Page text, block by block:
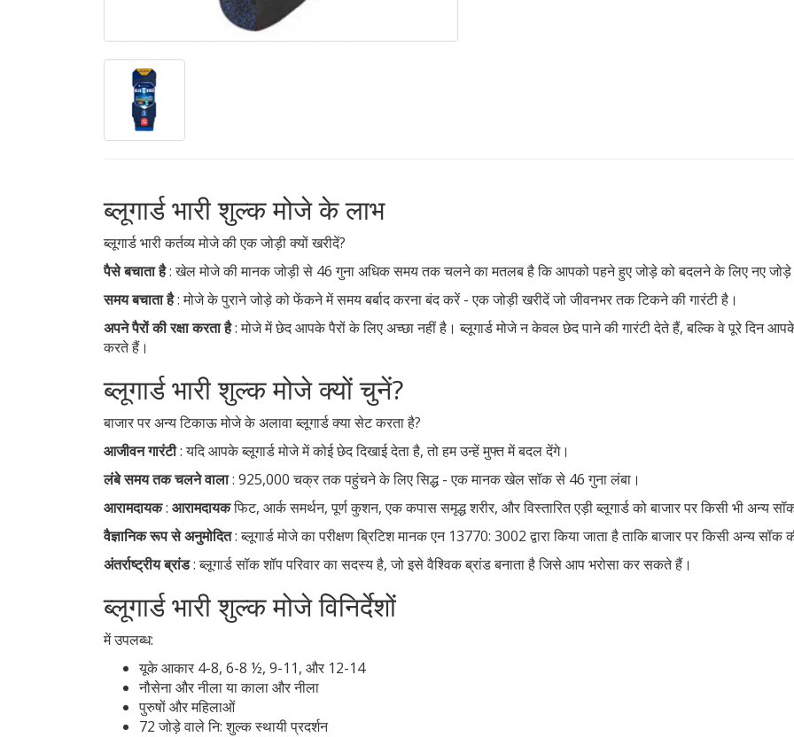
ब्लूगार्ड भारी शुल्क मोजे के लाभ
ब्लूगार्ड भारी कर्तव्य मोजे की एक जोड़ी क्यों खरीदें?
पैसे बचाता है: खेल मोजे की मानक जोड़ी से 46 गुना अधिक समय तक चलने का मतलब है कि आपको पहने हुए जोड़े को बदलने के लिए नए जोड़े
समय बचाता है: मोजे के पुराने जोड़े को फेंकने में समय बर्बाद करना बंद करें - एक जोड़ी खरीदें जो जीवनभर तक टिकने की गारंटी है।
अपने पैरों की रक्षा करता है: मोजे में छेद आपके पैरों के लिए अच्छा नहीं है। ब्लूगार्ड मोजे न केवल छेद पाने की गारंटी देते हैं, बल्कि वे पूरे दिन
करते हैं।
ब्लूगार्ड भारी शुल्क मोजे क्यों चुनें?
बाजार पर अन्य टिकाऊ मोजे के अलावा ब्लूगार्ड क्या सेट करता है?
आजीवन गारंटी: यदि आपके ब्लूगार्ड मोजे में कोई छेद दिखाई देता है, तो हम उन्हें मुफ्त में बदल देंगे।
लंबे समय तक चलने वाला: 925,000 चक्र तक पहुंचने के लिए सिद्ध - एक मानक खेल सॉक से 46 गुना लंबा।
आरामदायक: आरामदायकफिट, आर्क समर्थन, पूर्ण कुशन, एक कपास समृद्ध शरीर, और विस्तारित एड़ी ब्लूगार्ड को बाजार पर किसी भी अन्य
वैज्ञानिक रूप से अनुमोदित: ब्लूगार्ड मोजे का परीक्षण ब्रिटिश मानक एन 13770: 3002 द्वारा किया जाता है ताकि बाजार पर किसी
अंतर्राष्ट्रीय ब्रांड: ब्लूगार्ड सॉक शॉप परिवार का सदस्य है, जो इसे वैश्विक ब्रांड बनाता है जिसे आप भरोसा कर सकते हैं।
ब्लूगार्ड भारी शुल्क मोजे विनिर्देशों
में उपलब्ध:
यूके आकार 4-8, 6-8 ½, 9-11, और 12-14
नौसेना और नीला या काला और नीला
पुरुषों और महिलाओं
72 जोड़े वाले नि: शुल्क स्थायी प्रदर्शन